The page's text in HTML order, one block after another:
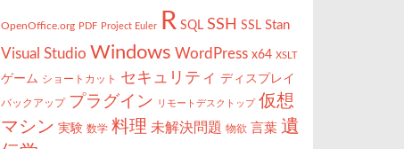
OpenOffice.org PDF Project Euler R SQL SSH SSL Stan
Visual Studio Windows WordPress x64 XSLT
ゲーム ショートカット セキュリティ ディスプレイ
バックアップ プラグイン リモートデスクトップ 仮想
マシン 実験 数学 料理 未解決問題 物欲 言葉 遺